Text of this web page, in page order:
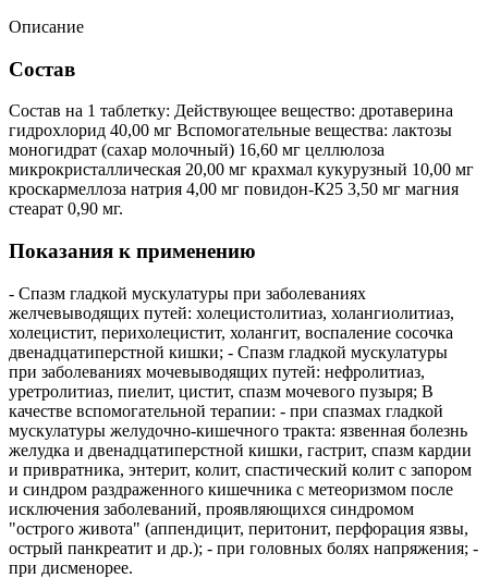
Описание
Состав
Состав на 1 таблетку: Действующее вещество: дротаверина
гидрохлорид 40,00 мг Вспомогательные вещества: лактозы
моногидрат (сахар молочный) 16,60 мг целлюлоза
микрокристаллическая 20,00 мг крахмал кукурузный 10,00 мг
кроскармеллоза натрия 4,00 мг повидон-К25 3,50 мг магния
стеарат 0,90 мг.
Показания к применению
- Спазм гладкой мускулатуры при заболеваниях
желчевыводящих путей: холецистолитиаз, холангиолитиаз,
холецистит, перихолецистит, холангит, воспаление сосочка
двенадцатиперстной кишки; - Спазм гладкой мускулатуры
при заболеваниях мочевыводящих путей: нефролитиаз,
уретролитиаз, пиелит, цистит, спазм мочевого пузыря; В
качестве вспомогательной терапии: - при спазмах гладкой
мускулатуры желудочно-кишечного тракта: язвенная болезнь
желудка и двенадцатиперстной кишки, гастрит, спазм кардии
и привратника, энтерит, колит, спастический колит с запором
и синдром раздраженного кишечника с метеоризмом после
исключения заболеваний, проявляющихся синдромом
"острого живота" (аппендицит, перитонит, перфорация язвы,
острый панкреатит и др.); - при головных болях напряжения; -
при дисменорее.